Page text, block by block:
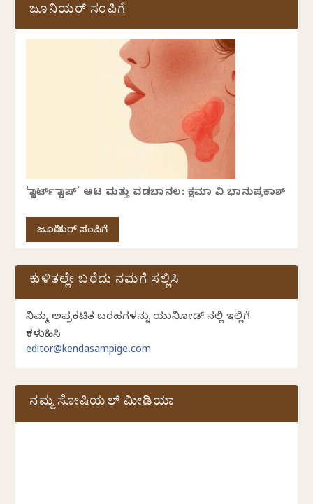
ಜೂನಿಯರ್ ಸಂಪಿಗೆ
‘ಸ್ಟಾರ್ಟ್ ಸ್ಟಾಪ್’ ಆಟ ಮತ್ತು ವಡಬಾನಲ: ಕ್ಷಮಾ ವಿ ಭಾನುಪ್ರಕಾಶ್
ಜೂನಿಯರ್ ಸಂಪಿಗೆ
ಕುಳಿತಲ್ಲೇ ಬರೆದು ನಮಗೆ ಸಲ್ಲಿಸಿ
ನಿಮ್ಮ ಅಪ್ರಕಟಿತ ಬರಹಗಳನ್ನು ಯುನಿಕೋಡ್ ನಲ್ಲಿ ಇಲ್ಲಿಗೆ
ಕಳುಹಿಸಿ
editor@kendasampige.com
ನಮ್ಮ ಸೋಷಿಯಲ್‌ ಮೀಡಿಯಾ